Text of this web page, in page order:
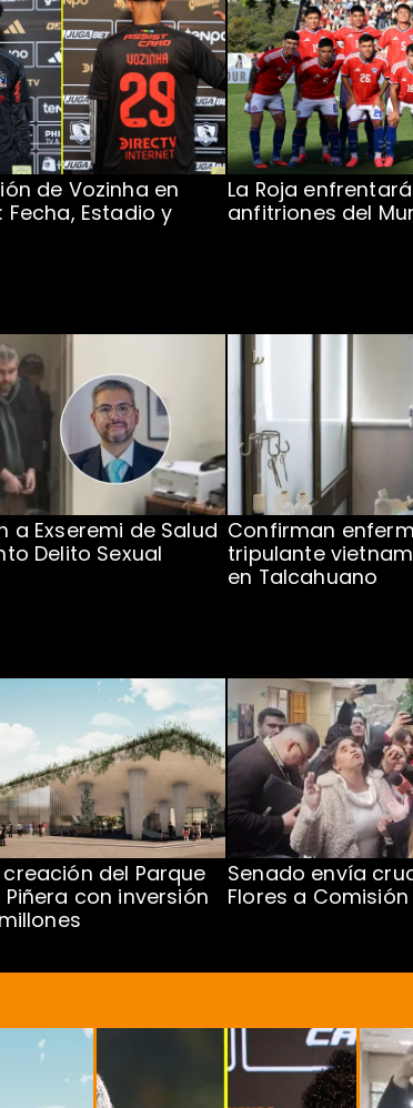
de Vozinha en
Fecha, Estadio y
La Roja
anfitriones del
a Exseremi de Salud
Delito Sexual
Confirman
tripulante
en Talcahuano
del Parque
con inversión
Senado envía
Flores a